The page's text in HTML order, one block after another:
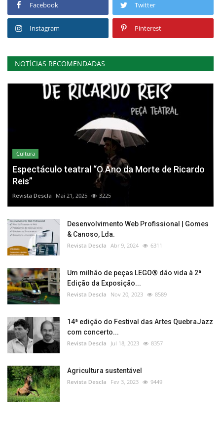
Facebook Twitter
Instagram Pinterest
NOTÍCIAS RECOMENDADAS
Cultura
Espectáculo teatral “O Ano da Morte de Ricardo
Reis”
Revista Descla Mai 21, 2025 3225
Desenvolvimento Web Profissional | Gomes
& Canoso, Lda.
Revista Descla Abr 9, 2024 6311
Um milhão de peças LEGO® dão vida à 2ª
Edição da Exposição...
Revista Descla Nov 20, 2023 8589
14ª edição do Festival das Artes QuebraJazz
com concerto...
Revista Descla Jul 18, 2023 8357
Agricultura sustentável
Revista Descla Fev 3, 2023 9449